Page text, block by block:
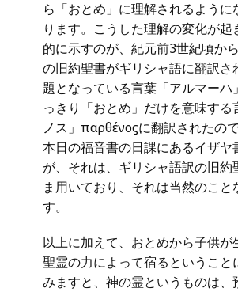
ら「おとめ」に理解されるように
ります。こうした理解の変化が起
的に示すのが、紀元前3世紀頃か
の旧約聖書がギリシャ語に翻訳さ
題となっている言葉「アルマーハ」עלמהが、は
っきり「おとめ」だけを意味する
ノス」παρθένοϛに翻訳されたので
本日の福音書の日課にあるイザヤ
が、それは、ギリシャ語訳の旧約
ま用いており、それは当然のこと
す。
以上に加えて、おとめから子供が
聖霊の力によって宿るということ
みますと、神の霊というものは、